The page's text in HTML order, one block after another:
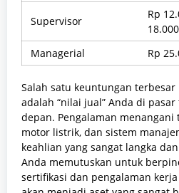
Supervisor
Rp
Managerial
Rp
Salah satu keuntungan
adalah “nilai jual” Anda di
depan. Pengalaman
motor listrik, dan sistem
keahlian yang sangat langka
Anda memutuskan untuk
sertifikasi dan pengalaman